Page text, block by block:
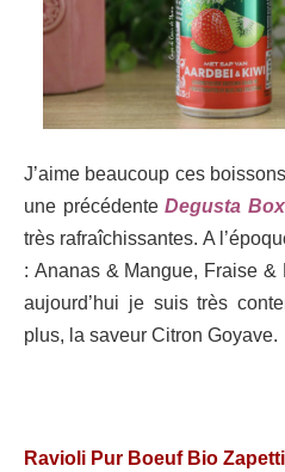
J’aime beaucoup ces
une précédente Degusta Box
très rafraîchissantes. A
: Ananas & Mangue, Fraise
aujourd’hui je suis très
plus, la saveur Citron Goyave.
Ravioli Pur Boeuf Bio